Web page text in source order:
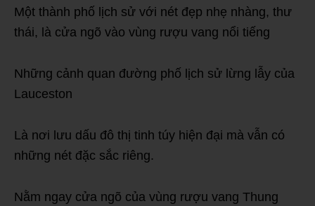
Một thành phố lịch sử với nét đẹp nhẹ nhàng, thư
thái, là cửa ngõ vào vùng rượu vang nổi tiếng
Những cảnh quan đường phố lịch sử lừng lẫy của
Lauceston
Là nơi lưu dấu đô thị tinh túy hiện đại mà vẫn có
những nét đặc sắc riêng.
Nằm ngay cửa ngõ của vùng rượu vang Thung